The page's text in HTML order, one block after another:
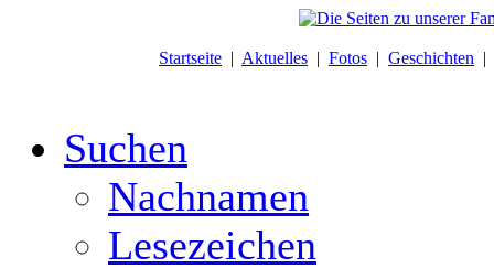
Startseite | Aktuelles | Fotos | Geschichten |
Suchen
Nachnamen
Lesezeichen